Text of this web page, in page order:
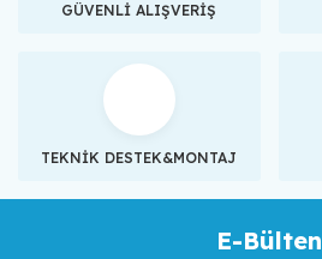
GÜVENLİ ALIŞVERİŞ
TEKNİK DESTEK&MONTAJ
E-Bülten